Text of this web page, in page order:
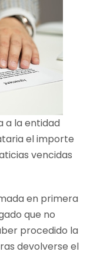
a la entidad
el importe
vencidas
en primera
que no
procedido la
devolverse el